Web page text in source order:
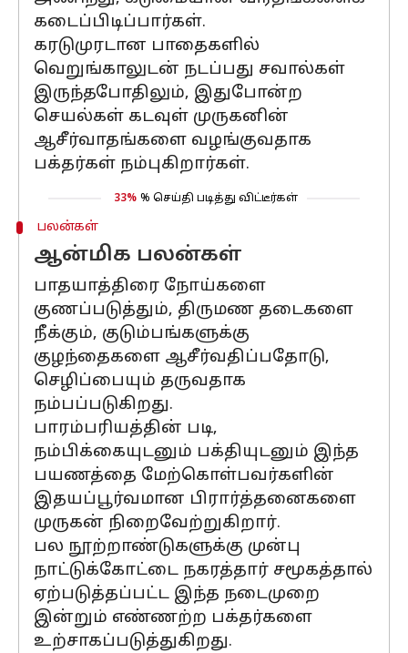
கடைப்பிடிப்பார்கள்.
கரடுமுரடான பாதைகளில்
வெறுங்காலுடன் நடப்பது சவால்கள்
இருந்தபோதிலும், இதுபோன்ற
செயல்கள் கடவுள் முருகனின்
ஆசீர்வாதங்களை வழங்குவதாக
பக்தர்கள் நம்புகிறார்கள்.
33% % செய்தி படித்து விட்டீர்கள்
பலன்கள்
ஆன்மிக பலன்கள்
பாதயாத்திரை நோய்களை
குணப்படுத்தும், திருமண தடைகளை
நீக்கும், குடும்பங்களுக்கு
குழந்தைகளை ஆசீர்வதிப்பதோடு,
செழிப்பையும் தருவதாக
நம்பப்படுகிறது.
பாரம்பரியத்தின் படி,
நம்பிக்கையுடனும் பக்தியுடனும் இந்த
பயணத்தை மேற்கொள்பவர்களின்
இதயப்பூர்வமான பிரார்த்தனைகளை
முருகன் நிறைவேற்றுகிறார்.
பல நூற்றாண்டுகளுக்கு முன்பு
நாட்டுக்கோட்டை நகரத்தார் சமூகத்தால்
ஏற்படுத்தப்பட்ட இந்த நடைமுறை
இன்றும் எண்ணற்ற பக்தர்களை
உற்சாகப்படுத்துகிறது.